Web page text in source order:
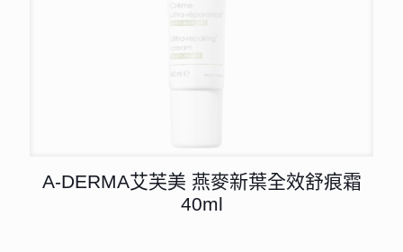
A-DERMA艾芙美 燕麥新葉全效舒痕霜
40ml